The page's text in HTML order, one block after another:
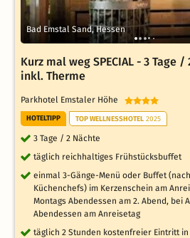
Bad Emstal Sand, Hessen
Kurz mal weg SPECIAL - 3 Tage /
inkl. Therme
Parkhotel Emstaler Höhe
HOTELTIPP TOP WELLNESSHOTEL 2025
3 Tage / 2 Nächte
täglich reichhaltiges Frühstücksbuffet
einmal 3-Gänge-Menü oder Buffet
Küchenchefs) im Kerzenschein am
Montags Abendessen am 2. Abend, bei
Abendessen am Anreisetag
täglich 2 Stunden kostenfreier Eintritt in